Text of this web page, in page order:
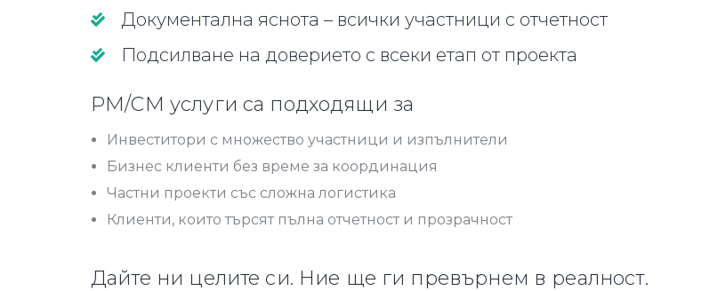
Документална яснота – всички участници с отчетност
Подсилване на доверието с всеки етап от проекта
PM/CM услуги са подходящи за
Инвеститори с множество участници и изпълнители
Бизнес клиенти без време за координация
Частни проекти със сложна логистика
Клиенти, които търсят пълна отчетност и прозрачност
Дайте ни целите си. Ние ще ги превърнем в реалност.